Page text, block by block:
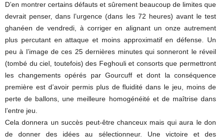
D’en montrer certains défauts et sûrement beaucoup de limites que
devrait penser, dans l’urgence (dans les 72 heures) avant le test
ghanéen de vendredi, à corriger en alignant un onze autrement
plus percutant en attaque et moins approximatif en défense. Un
peu à l’image de ces 25 dernières minutes qui sonneront le réveil
(tombé du ciel, toutefois) des Feghouli et consorts que permettront
les changements opérés par Gourcuff et dont la conséquence
première est d’avoir permis plus de fluidité dans le jeu, moins de
perte de ballons, une meilleure homogénéité et de maîtrise dans
l’entre jeu.
Cela donnera un succès peut-être chanceux mais qui aura le don
de donner des idées au sélectionneur. Une victoire et des